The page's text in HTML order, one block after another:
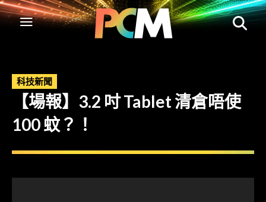
科技新聞
【場報】3.2 吋 Tablet 清倉唔使
100 蚊？！